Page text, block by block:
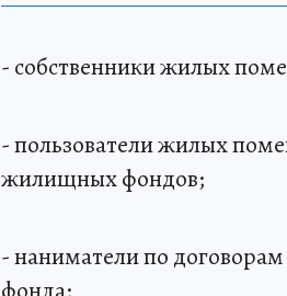
- собственники жилых
- пользователи жилых
жилищных фондов;
- наниматели по